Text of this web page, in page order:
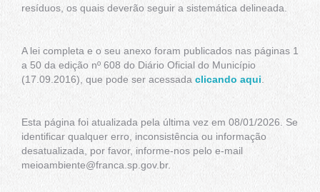
resíduos, os quais deverão seguir a sistemática delineada.
A lei completa e o seu anexo foram publicados nas páginas 1
a 50 da edição nº 608 do Diário Oficial do Município
(17.09.2016), que pode ser acessada clicando aqui
Esta página foi atualizada pela última vez em 08/01/2026. Se
identificar qualquer erro, inconsistência ou informação
desatualizada, por favor, informe-nos pelo e-mail
meioambiente@franca.sp.gov.br.